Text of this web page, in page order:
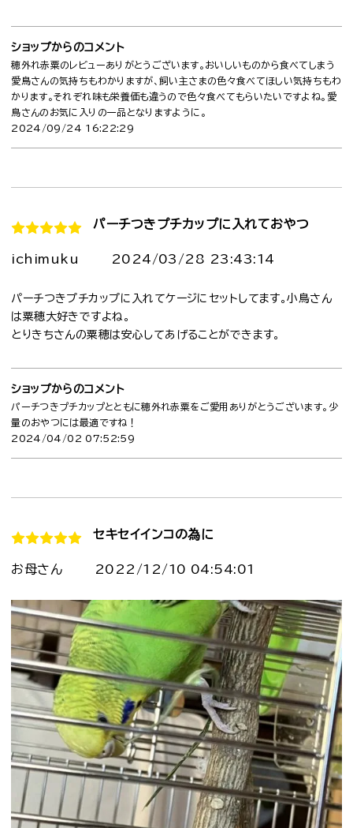
ショップからのコメント
穂外れ赤粟のレビューありがとうございます。おいしいものから食べてしまう
愛鳥さんの気持ちもわかりますが、飼い主さまの色々食べてほしい気持ちもわ
かります。それぞれ味も栄養価も違うので色々食べてもらいたいですよね。愛
鳥さんのお気に入りの一品となりますように。
2024/09/24 16:22:29
パーチつきプチカップに入れておやつ
ichimuku 2024/03/28 23:43:14
パーチつきプチカップに入れてケージにセットしてます。小鳥さん
は粟穂大好きですよね。
とりきちさんの粟穂は安心してあげることができます。
ショップからのコメント
パーチつきプチカップとともに穂外れ赤粟をご愛用ありがとうございます。少
量のおやつには最適ですね！
2024/04/02 07:52:59
セキセイインコの為に
お母さん 2022/12/10 04:54:01